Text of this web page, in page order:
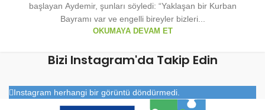
başlayan Aydemir, şunları söyledi: “Yaklaşan bir Kurban
Bayramı var ve engelli bireyler bizleri...
OKUMAYA DEVAM ET
Bizi Instagram'da Takip Edin
Instagram herhangi bir görüntü döndürmedi.